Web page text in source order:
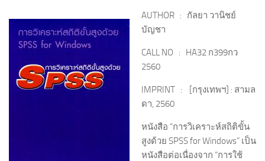
AUTHOR : กัลยา วานิชย์
บัญชา
CALL NO : HA32 ก399กว
2560
IMPRINT : [กรุงเทพฯ] : สามล
ดา, 2560
หนังสือ “การวิเคราะห์สถิติขั้น
สูงด้วย SPSS for Windows” เป็น
หนังสือต่อเนื่องจาก “การใช้